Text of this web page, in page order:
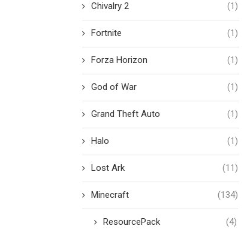
Chivalry 2 (1)
Fortnite (1)
Forza Horizon (1)
God of War (1)
Grand Theft Auto (1)
Halo (1)
Lost Ark (11)
Minecraft (134)
ResourcePack (4)